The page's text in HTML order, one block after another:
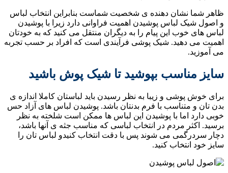
ظاهر شما نشان دهنده ی شخصیت شماست بنابراین انتخاب لباس
و اصول شیک لباس پوشیدن اهمیت فراوانی دارد زیرا با پوشیدن
لباس های خوب این پیام را به دیگران منتقل می کنید که به خودتان
اهمیت می دهید. شیک پوشی فرآیندی است که افراد بر حسب تجربه
می آموزید.
سایز مناسب بپوشید تا شیک پوش باشید
برای خوش پوشی و زیبا به نظر رسیدن باید لباستان کاملا اندازه ی
بدن تان و متناسب با فرم بدنتان باشد. پوشیدن لباس های آزاد حس
خوبی دارد اما با پوشیدن این لباس ها ممکن است شلخته به نظر
برسید. اکثر مردم در انتخاب لباسی که مناسب جثه ی آنها باشد،
دچار سردرگمی می شوند پس با دقت انتخاب کنیدو لباس تان را
سایز خود انتخاب کنید.